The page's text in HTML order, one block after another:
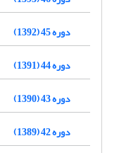
دوره 45 (1392)
دوره 44 (1391)
دوره 43 (1390)
دوره 42 (1389)